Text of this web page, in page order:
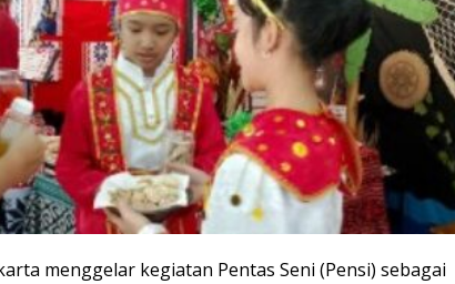
menggelar kegiatan Pentas Seni (Pensi) sebagai